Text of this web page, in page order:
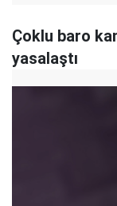
Çoklu baro
yasalaştı